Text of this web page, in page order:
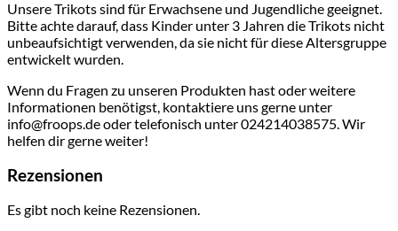
Unsere Trikots sind für Erwachsene und Jugendliche geeignet.
Bitte achte darauf, dass Kinder unter 3 Jahren die Trikots nicht
unbeaufsichtigt verwenden, da sie nicht für diese Altersgruppe
entwickelt wurden.
Wenn du Fragen zu unseren Produkten hast oder weitere
Informationen benötigst, kontaktiere uns gerne unter
info@froops.de oder telefonisch unter 024214038575. Wir
helfen dir gerne weiter!
Rezensionen
Es gibt noch keine Rezensionen.